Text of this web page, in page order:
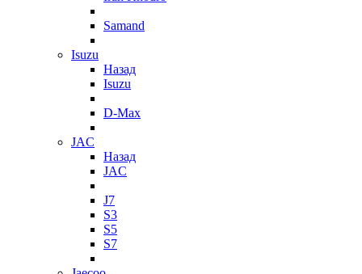
Samand
Isuzu
Назад
Isuzu
D-Max
JAC
Назад
JAC
J7
S3
S5
S7